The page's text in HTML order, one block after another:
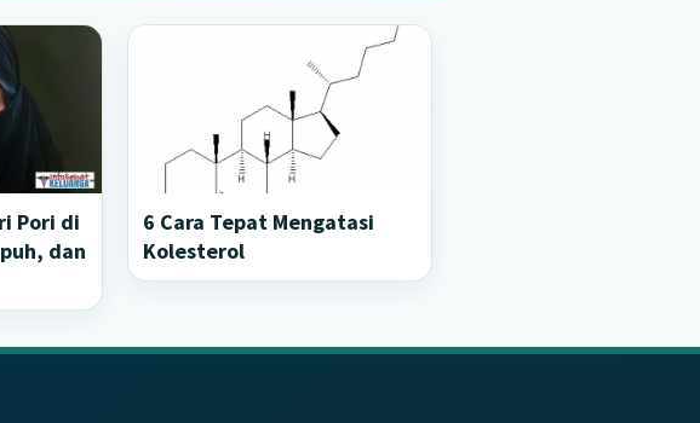
Pori di
dan
6 Cara Tepat Mengatasi
Kolesterol